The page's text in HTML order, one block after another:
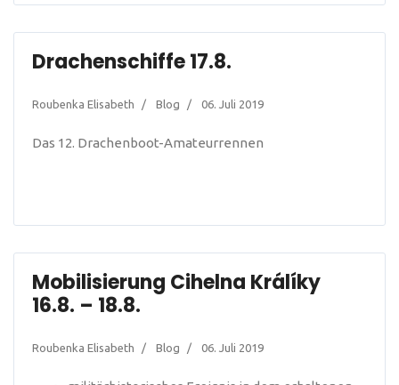
Drachenschiffe 17.8.
Roubenka Elisabeth Blog 06. Juli 2019
Das 12. Drachenboot-Amateurrennen
Mobilisierung Cihelna Králíky
16.8. – 18.8.
Roubenka Elisabeth Blog 06. Juli 2019